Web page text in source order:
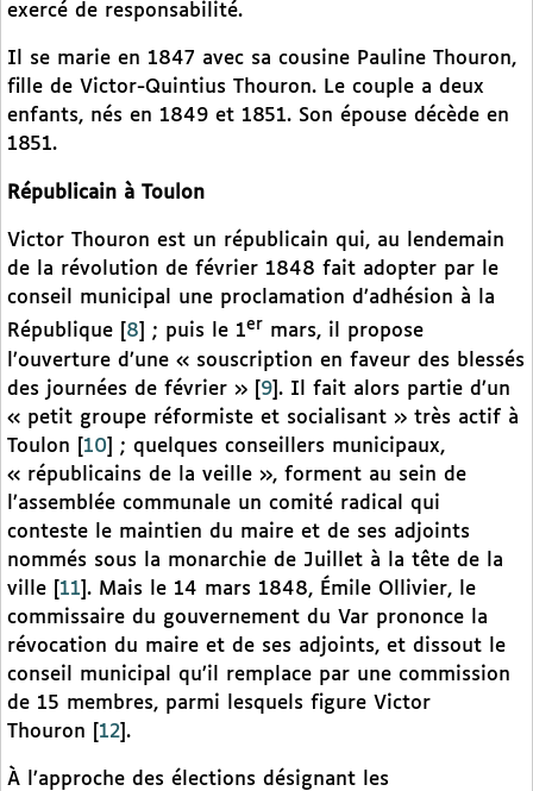
exercé de responsabilité.
Il se marie en 1847 avec sa cousine Pauline Thouron,
fille de Victor-Quintius Thouron. Le couple a deux
enfants, nés en 1849 et 1851. Son épouse décède en
1851.
Républicain à Toulon
Victor Thouron est un républicain qui, au lendemain
de la révolution de février 1848 fait adopter par le
conseil municipal une proclamation d’adhésion à la
République
8 ; puis le 1er mars, il propose
l’ouverture d’une « souscription en faveur des blessés
des journées de février »
9 . Il fait alors partie d’un
« petit groupe réformiste et socialisant » très actif à
Toulon
10
; quelques conseillers municipaux,
« républicains de la veille », forment au sein de
l’assemblée communale un comité radical qui
conteste le maintien du maire et de ses adjoints
nommés sous la monarchie de Juillet à la tête de la
ville
11 . Mais le 14 mars 1848, Émile Ollivier, le
commissaire du gouvernement du Var prononce la
révocation du maire et de ses adjoints, et dissout le
conseil municipal qu’il remplace par une commission
de 15 membres, parmi lesquels figure Victor
Thouron
12 .
À l’approche des élections désignant les